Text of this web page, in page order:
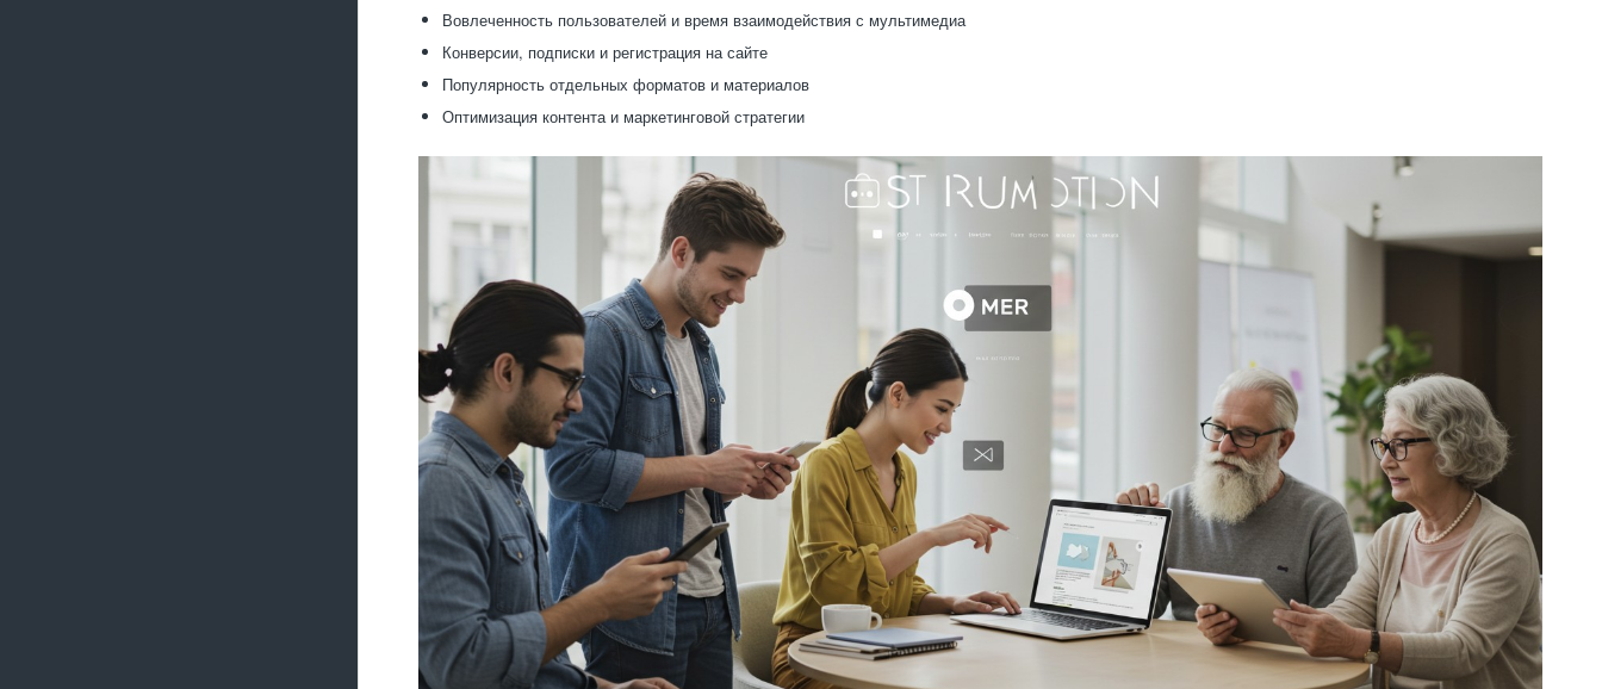
Вовлеченность пользователей и время взаимодействия с мультимедиа
Конверсии, подписки и регистрация на сайте
Популярность отдельных форматов и материалов
Оптимизация контента и маркетинговой стратегии